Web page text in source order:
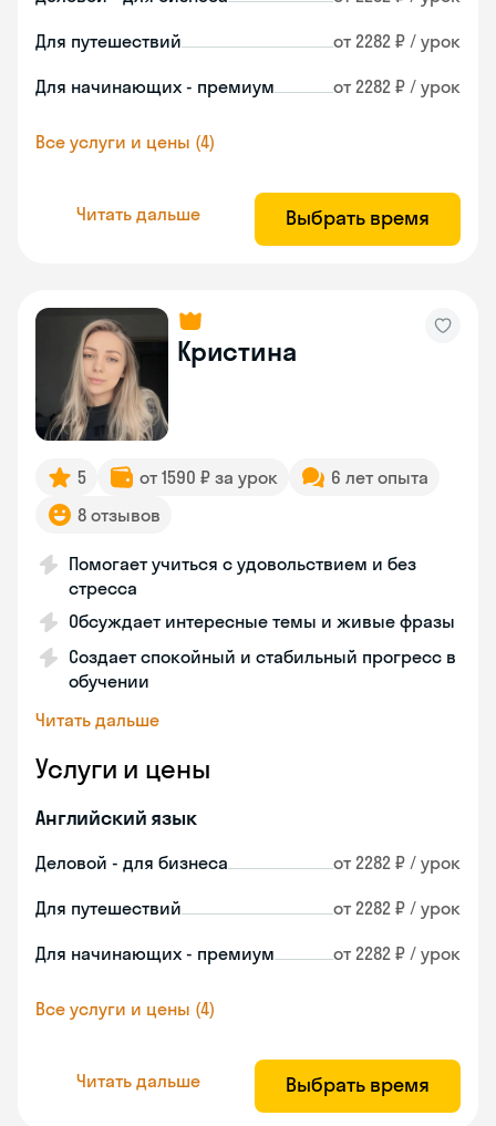
Для путешествий от 2282 ₽ / урок
Для начинающих - премиум от 2282 ₽ / урок
Все услуги и цены (4)
Читать дальше Выбрать время
Кристина
5 от 1590 ₽ за урок
6 лет опыта
8 отзывов
Помогает учиться с удовольствием и без
стресса
Обсуждает интересные темы и живые фразы
Создает спокойный и стабильный прогресс в
обучении
Читать дальше
Услуги и цены
Английский язык
Деловой - для бизнеса от 2282 ₽ / урок
Для путешествий от 2282 ₽ / урок
Для начинающих - премиум от 2282 ₽ / урок
Все услуги и цены (4)
Читать дальше Выбрать время